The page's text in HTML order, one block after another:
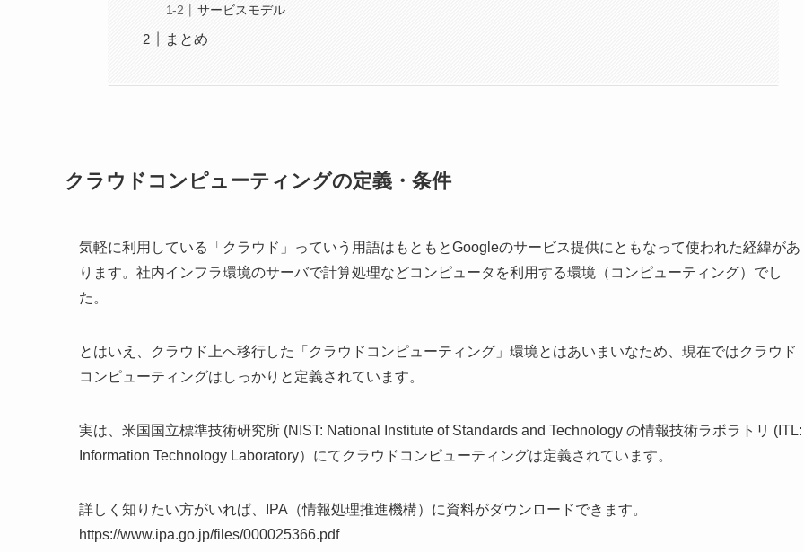
サービスモデル
まとめ
クラウドコンピューティングの定義・条件
気軽に利用している「クラウド」っていう用語はもともとGoogleのサービス提供にともなって使われた経緯があ
ります。社内インフラ環境のサーバで計算処理などコンピュータを利用する環境（コンピューティング）でし
た。
とはいえ、クラウド上へ移行した「クラウドコンピューティング」環境とはあいまいなため、現在ではクラウド
コンピューティングはしっかりと定義されています。
実は、米国国立標準技術研究所 (NIST: National Institute of Standards and Technology の情報技術ラボラトリ (ITL:
Information Technology Laboratory）にてクラウドコンピューティングは定義されています。
詳しく知りたい方がいれば、IPA（情報処理推進機構）に資料がダウンロードできます。
https://www.ipa.go.jp/files/000025366.pdf